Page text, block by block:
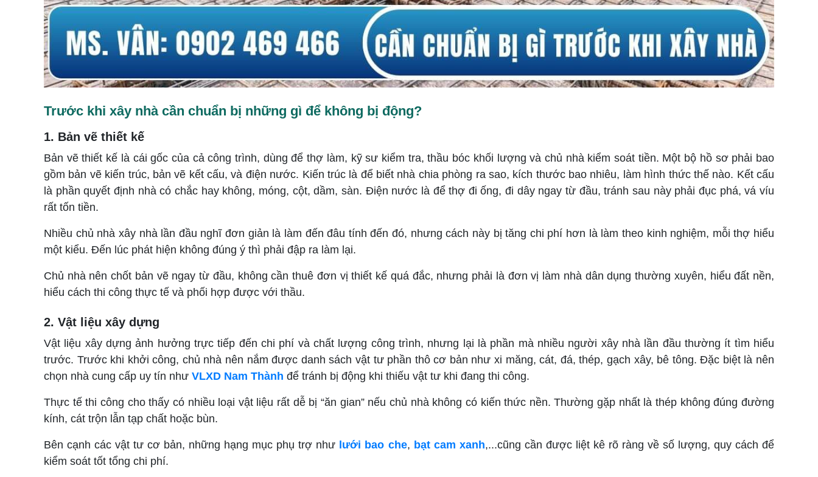
Trước khi xây nhà cần chuẩn bị những gì để không bị động?
1. Bản vẽ thiết kế
Bản vẽ thiết kế là cái gốc của cả công trình, dùng để thợ làm, kỹ sư kiểm tra, thầu bóc khối lượng và chủ nhà kiểm soát tiền. Một bộ hồ sơ phải bao
gồm bản vẽ kiến trúc, bản vẽ kết cấu, và điện nước. Kiến trúc là để biết nhà chia phòng ra sao, kích thước bao nhiêu, làm hình thức thế nào. Kết cấu
là phần quyết định nhà có chắc hay không, móng, cột, dầm, sàn. Điện nước là để thợ đi ống, đi dây ngay từ đầu, tránh sau này phải đục phá, vá víu
rất tốn tiền.
Nhiều chủ nhà xây nhà lần đầu nghĩ đơn giản là làm đến đâu tính đến đó, nhưng cách này bị tăng chi phí hơn là làm theo kinh nghiệm, mỗi thợ hiểu
một kiểu. Đến lúc phát hiện không đúng ý thì phải đập ra làm lại.
Chủ nhà nên chốt bản vẽ ngay từ đầu, không cần thuê đơn vị thiết kế quá đắc, nhưng phải là đơn vị làm nhà dân dụng thường xuyên, hiểu đất nền,
hiểu cách thi công thực tế và phối hợp được với thầu.
2. Vật liệu xây dựng
Vật liệu xây dựng ảnh hưởng trực tiếp đến chi phí và chất lượng công trình, nhưng lại là phần mà nhiều người xây nhà lần đầu thường ít tìm hiểu
trước. Trước khi khởi công, chủ nhà nên nắm được danh sách vật tư phần thô cơ bản như xi măng, cát, đá, thép, gạch xây, bê tông. Đặc biệt là nên
chọn nhà cung cấp uy tín như VLXD Nam Thành để tránh bị động khi thiếu vật tư khi đang thi công.
Thực tế thi công cho thấy có nhiều loại vật liệu rất dễ bị “ăn gian” nếu chủ nhà không có kiến thức nền. Thường gặp nhất là thép không đúng đường
kính, cát trộn lẫn tạp chất hoặc bùn.
Bên cạnh các vật tư cơ bản, những hạng mục phụ trợ như lưới bao che, bạt cam xanh,...cũng cần được liệt kê rõ ràng về số lượng, quy cách để
kiểm soát tốt tổng chi phí.